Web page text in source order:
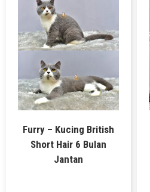
Furry – Kucing British
Short Hair 6 Bulan
Jantan